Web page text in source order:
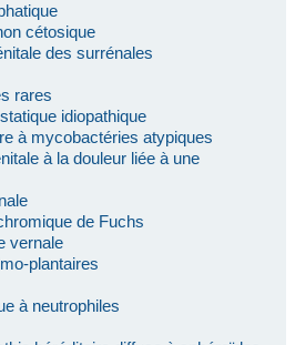
cétosique
des surrénales
rares
idiopathique
à mycobactéries atypiques
à la douleur liée à une
de Fuchs
vernale
plantaires
à neutrophiles